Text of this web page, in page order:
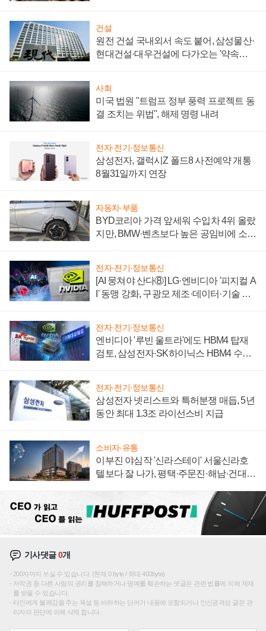
건설
원전 건설 국내외서 속도 붙어, 삼성물산·
현대건설·대우건설에 다가오는 '약속의
사회
미국 법원 "트럼프 정부 풍력 프로젝트 동
결 조치는 위법", 해제 명령 내려
전자·전기·정보통신
삼성전자, 갤럭시Z 폴드8 사전예약 개통
8월31일까지 연장
자동차·부품
BYD코리아 가격 앞세워 수입차 4위 올랐
지만, BMW·벤츠보다 높은 공임비에 소비
전자·전기·정보통신
[AI 뭉쳐야 산다⑧] LG·엔비디아 '피지컬 A
I' 동맹 강화, 구광모 제조·데이터·기술 결
전자·전기·정보통신
엔비디아 '루빈 울트라'에도 HBM4 탑재
검토, 삼성전자·SK하이닉스 HBM4 수율
전자·전기·정보통신
삼성전자 넷리스트와 특허분쟁 매듭, 5년
동안 최대 1.3조 라이선스비 지급
소비자·유통
이부진 야심작 '신라스테이' 서울신라호
텔보다 잘 나가, 평택·주문진·해남·건대로
기사댓글0개
200자까지 쓰실 수 있습니다. (현재 0 byte / 최대 400byte)
저작권 등 다른 사람의 권리를 침해하거나 명예를 훼손하는 댓글은 관련 법률에 의해 제재
를 받을 수 있습니다.
타인에게 불쾌감을 주는 욕설 등 비하하는 단어가 내용에 포함되거나 인신공격성 글은 관
리자의 판단에 의해 삭제 합니다.